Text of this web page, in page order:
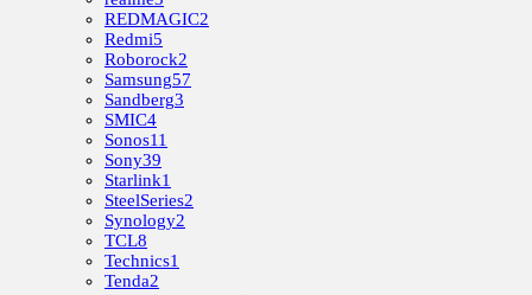
REDMAGIC2
Redmi5
Roborock2
Samsung57
Sandberg3
SMIC4
Sonos11
Sony39
Starlink1
SteelSeries2
Synology2
TCL8
Technics1
Tenda2